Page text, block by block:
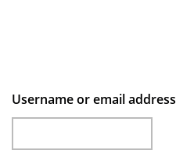
Username or email address